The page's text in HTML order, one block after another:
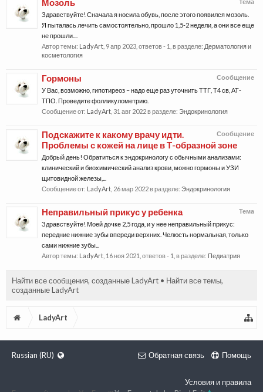
Мозоль
Здравствуйте! Сначала я носила обувь, после этого появился мозоль.
Я пыталась лечить самостоятельно, прошло 1,5-2 недели, а они все еще
не прошли....
Автор темы: LadyArt 9 апр 2023 , ответов - 1, в разделе: Дерматология и
косметология
Сообщение
Гормоны
У Вас, возможно, гипотиреоз – надо еще раз уточнить ТТГ, Т4 св, АТ-
ТПО. Проведите фолликулометрию.
Сообщение от: LadyArt 31 авг 2022в разделе: Эндокринология
Сообщение
Подскажите к какому врачу идти.
Проблемы с кожей на лице в Т-образной зоне
Добрый день! Обратиться к эндокринологу с обычными анализами:
клинический и биохимический анализ крови, можно гормоны и УЗИ
щитовидной железы,...
Сообщение от: LadyArt 26 мар 2022в разделе: Эндокринология
Тема
Неправильный прикус у ребенка
Здравствуйте! Моей дочке 2,5 года, и у нее неправильный прикус:
передние нижние зубы впереди верхних. Челюсть нормальная, только
сами нижние зубы...
Автор темы: LadyArt 16 ноя 2021 , ответов - 1, в разделе: Педиатрия
Найти все сообщения, созданные LadyArt
Найти все темы,
созданные LadyArt
LadyArt
Russian (RU) Обратная связь Помощь
Условия и правила